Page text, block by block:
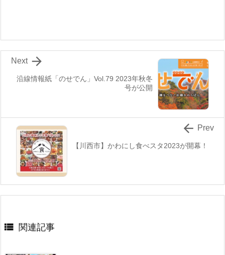
沿線情報紙「のせでん」Vol.79 2023年秋冬
号が公開

Next
【川西市】かわにし食べスタ2023が開幕！
 Prev
 関連記事